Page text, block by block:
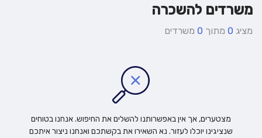
משרדים להשכרה
מציג 0 מתוך 0 משרדים
מצטערים, אך אין באפשרותנו להשלים את החיפוש. אנחנו בטוחים
שנציגינו יוכלו לעזור. נא השאירו את בקשתכם ואנחנו ניצור איתכם